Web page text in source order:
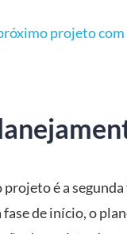
projeto com
é a segunda
fase de início, o